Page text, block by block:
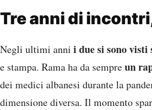
Tre anni di
Negli ultimi anni i due si sono visti
e stampa. Rama ha da sempreun
dei medici albanesi durante la
dimensione diversa. Il momento